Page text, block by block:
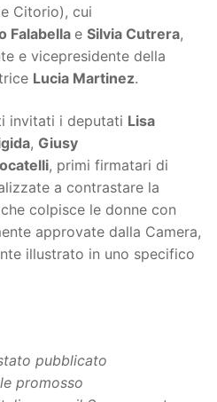
Citorio), cui
Falabella e Silvia Cutrera,
e vicepresidente della
Lucia Martinez.
invitati i deputati Lisa
, Giusy
, primi firmatari di
a contrastare la
colpisce le donne con
approvate dalla Camera,
illustrato in uno specifico
pubblicato
promosso